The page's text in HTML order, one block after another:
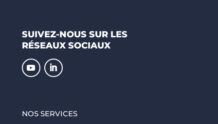
SUIVEZ-NOUS SUR LES
RÉSEAUX SOCIAUX
NOS SERVICES